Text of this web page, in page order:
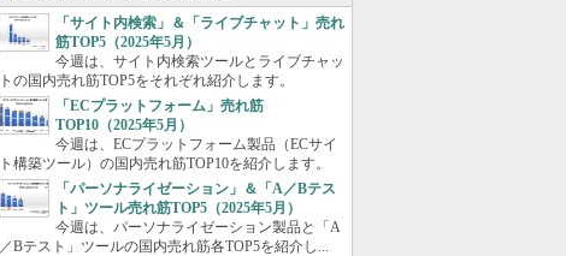
「サイト内検索」＆「ライブチャット」売れ
筋TOP5（2025年5月）
今週は、サイト内検索ツールとライブチャッ
トの国内売れ筋TOP5をそれぞれ紹介します。
「ECプラットフォーム」売れ筋
TOP10（2025年5月）
今週は、ECプラットフォーム製品（ECサイ
ト構築ツール）の国内売れ筋TOP10を紹介します。
「パーソナライゼーション」＆「A／Bテス
ト」ツール売れ筋TOP5（2025年5月）
今週は、パーソナライゼーション製品と「A
／Bテスト」ツールの国内売れ筋各TOP5を紹介し...